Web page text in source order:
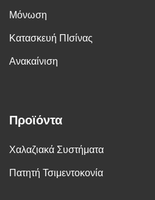
Μόνωση
Κατασκευή ΠΙσίνας
Ανακαίνιση
Προϊόντα
Χαλαζιακά Συστήματα
Πατητή Τσιμεντοκονία